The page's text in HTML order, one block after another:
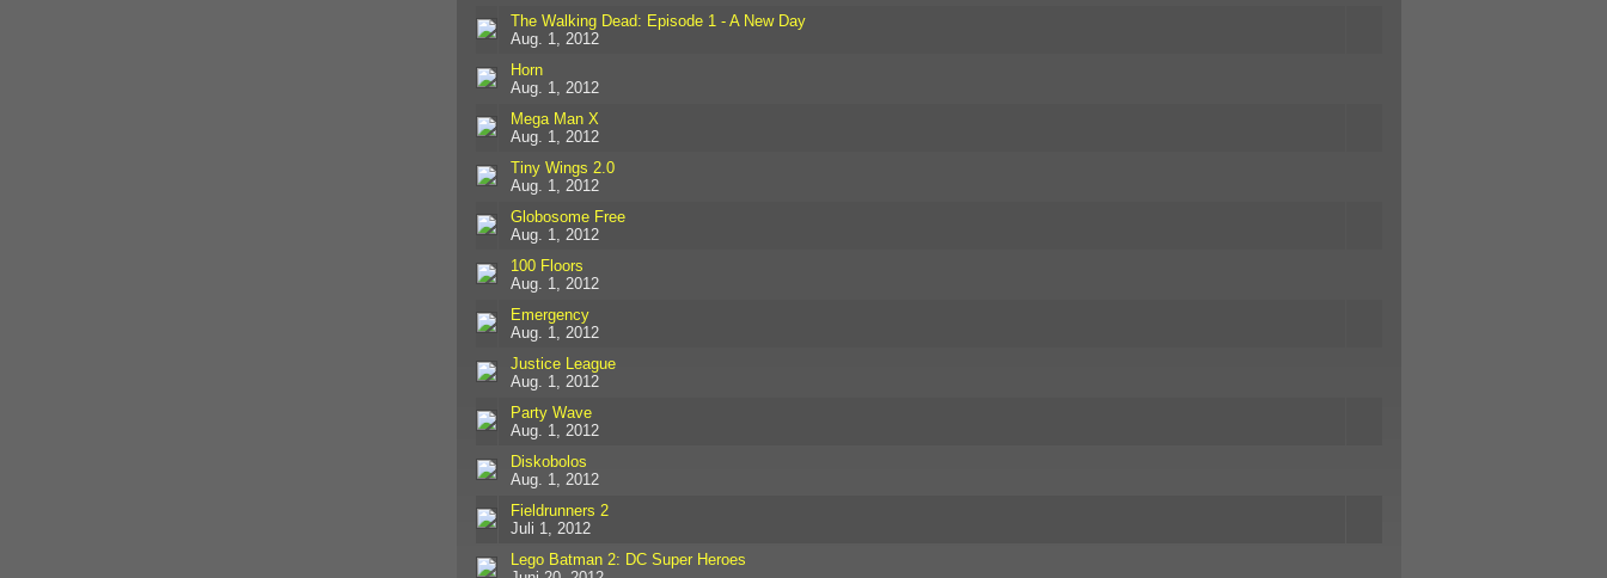
The Walking Dead: Episode 1 - A New Day
Aug. 1, 2012
Horn
Aug. 1, 2012
Mega Man X
Aug. 1, 2012
Tiny Wings 2.0
Aug. 1, 2012
Globosome Free
Aug. 1, 2012
100 Floors
Aug. 1, 2012
Emergency
Aug. 1, 2012
Justice League
Aug. 1, 2012
Party Wave
Aug. 1, 2012
Diskobolos
Aug. 1, 2012
Fieldrunners 2
Juli 1, 2012
Lego Batman 2: DC Super Heroes